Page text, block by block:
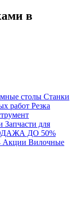
в
столы Станки
работ Резка
Запчасти для
ДО 50%
Акции Вилочные